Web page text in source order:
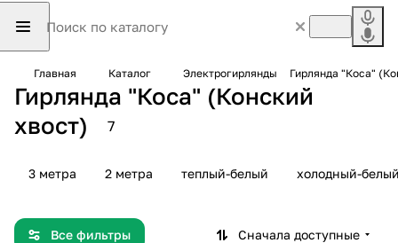
Главная Каталог Электрогирлянды Гирлянда "Коса"
Гирлянда "Коса" (Конский
хвост)
7
3 метра 2 метра теплый-белый холодный-
Все фильтры Сначала доступные